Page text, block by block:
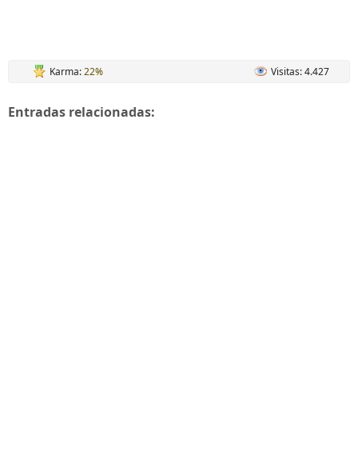
Karma:22% Visitas: 4.427
Entradas relacionadas: